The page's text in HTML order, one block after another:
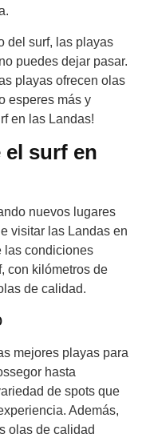
del surf, las playas
puedes dejar pasar.
playas ofrecen olas
esperes más y
en las Landas!
surf en
nuevos lugares
visitar las Landas en
las condiciones
con kilómetros de
de calidad.
mejores playas para
hasta
de spots que
Además,
olas de calidad